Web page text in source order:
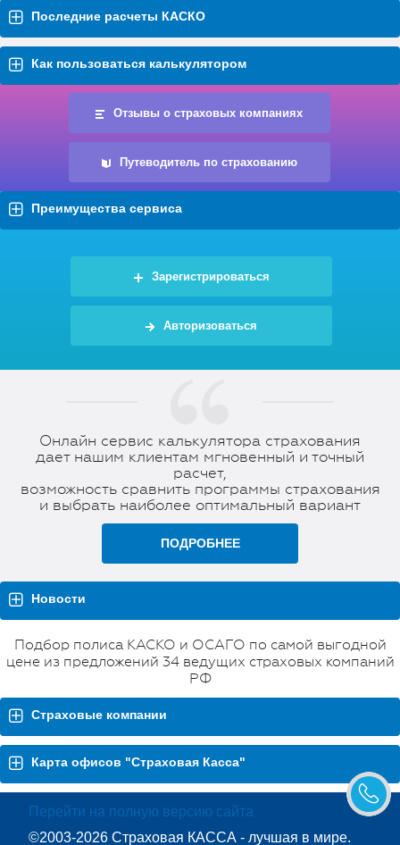
Последние расчеты КАСКО
Как пользоваться калькулятором
Отзывы о страховых компаниях
Путеводитель по страхованию
Преимущества сервиса
Зарегистрироваться
Авторизоваться
Онлайн сервис калькулятора страхования
дает нашим клиентам мгновенный и точный
расчет,
возможность сравнить программы страхования
и выбрать наиболее оптимальный вариант
ПОДРОБНЕЕ
Новости
Подбор полиса КАСКО и ОСАГО по самой выгодной
цене из предложений 34 ведущих страховых компаний
РФ
Страховые компании
Карта офисов "Страховая Касса"
Перейти на полную версию сайта
©2003-2026 Страховая КАССА - лучшая в мире.